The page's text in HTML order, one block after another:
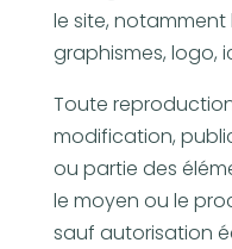
le site, notamment
graphismes, logo,
Toute
modification,
ou partie des
le moyen ou le
sauf autorisation